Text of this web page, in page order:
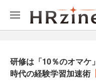
研修は「10％のオマ
時代の経験学習加速術